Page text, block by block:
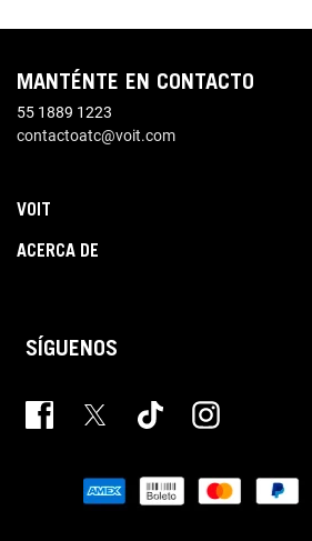
MANTÉNTE EN CONTACTO
55 1889 1223
contactoatc@voit.com
VOIT
ACERCA DE
SÍGUENOS